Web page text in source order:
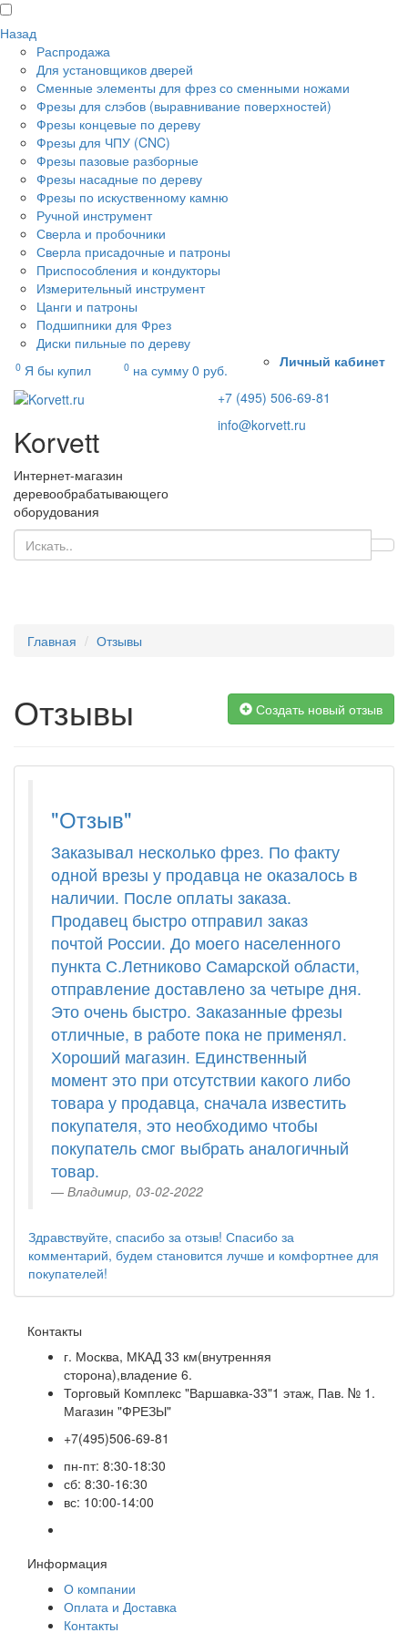
Назад
Распродажа
Для установщиков дверей
Сменные элементы для фрез со сменными ножами
Фрезы для слэбов (выравнивание поверхностей)
Фрезы концевые по дереву
Фрезы для ЧПУ (CNC)
Фрезы пазовые разборные
Фрезы насадные по дереву
Фрезы по искуственному камню
Ручной инструмент
Сверла и пробочники
Сверла присадочные и патроны
Приспособления и кондукторы
Измерительный инструмент
Цанги и патроны
Подшипники для Фрез
Диски пильные по дереву
0 Я бы купил 0 на сумму 0 руб. Личный кабинет
Korvett
Интернет-магазин
деревообрабатывающего
оборудования
+7 (495) 506-69-81
info@korvett.ru
Главная Отзывы
Создать новый отзыв
Отзывы
"Отзыв"
Заказывал несколько фрез. По факту
одной врезы у продавца не оказалось в
наличии. После оплаты заказа.
Продавец быстро отправил заказ
почтой России. До моего населенного
пункта С.Летниково Самарской области,
отправление доставлено за четыре дня.
Это очень быстро. Заказанные фрезы
отличные, в работе пока не применял.
Хороший магазин. Единственный
момент это при отсутствии какого либо
товара у продавца, сначала известить
покупателя, это необходимо чтобы
покупатель смог выбрать аналогичный
товар.
Владимир, 03-02-2022
Здравствуйте, спасибо за отзыв! Спасибо за
комментарий, будем становится лучше и комфортнее для
покупателей!
Контакты
г. Москва, МКАД 33 км(внутренняя
сторона),владение 6.
Торговый Комплекс "Варшавка-33"1 этаж, Пав. № 1.
Магазин "ФРЕЗЫ"
+7(495)506-69-81
пн-пт: 8:30-18:30
сб: 8:30-16:30
вс: 10:00-14:00
Информация
О компании
Оплата и Доставка
Контакты